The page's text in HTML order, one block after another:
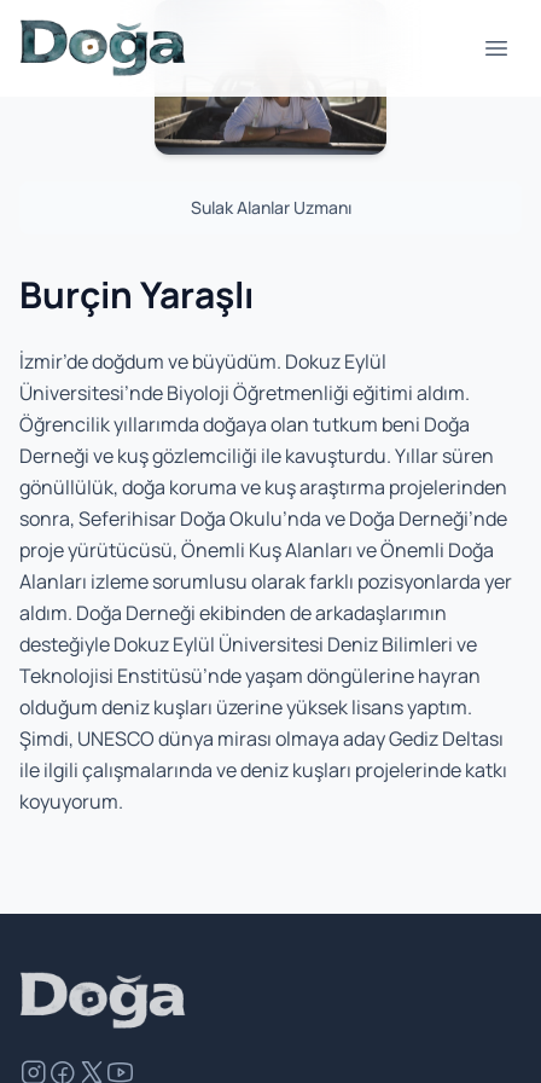
Skip to content
Sulak Alanlar Uzmanı
Burçin Yaraşlı
İzmir’de doğdum ve büyüdüm. Dokuz Eylül
Üniversitesi’nde Biyoloji Öğretmenliği eğitimi aldım.
Öğrencilik yıllarımda doğaya olan tutkum beni Doğa
Derneği ve kuş gözlemciliği ile kavuşturdu. Yıllar süren
gönüllülük, doğa koruma ve kuş araştırma projelerinden
sonra, Seferihisar Doğa Okulu’nda ve Doğa Derneği’nde
proje yürütücüsü, Önemli Kuş Alanları ve Önemli Doğa
Alanları izleme sorumlusu olarak farklı pozisyonlarda yer
aldım. Doğa Derneği ekibinden de arkadaşlarımın
desteğiyle Dokuz Eylül Üniversitesi Deniz Bilimleri ve
Teknolojisi Enstitüsü’nde yaşam döngülerine hayran
olduğum deniz kuşları üzerine yüksek lisans yaptım.
Şimdi, UNESCO dünya mirası olmaya aday Gediz Deltası
ile ilgili çalışmalarında ve deniz kuşları projelerinde katkı
koyuyorum.